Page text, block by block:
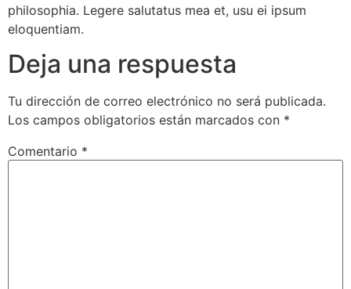
philosophia. Legere salutatus mea et, usu ei ipsum
eloquentiam.
Deja una respuesta
Tu dirección de correo electrónico no será publicada.
Los campos obligatorios están marcados con *
Comentario *